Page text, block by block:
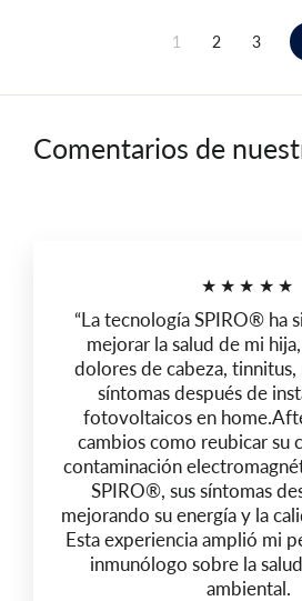
1 2 3
Comentarios de
★★★★★
“La tecnología SPIRO® ha
mejorar la salud de mi
dolores de cabeza,
síntomas después de
fotovoltaicos en
cambios como reubicar su
contaminación
SPIRO®, sus síntomas
mejorando su energía y la
Esta experiencia amplió mi
inmunólogo sobre la
ambiental.